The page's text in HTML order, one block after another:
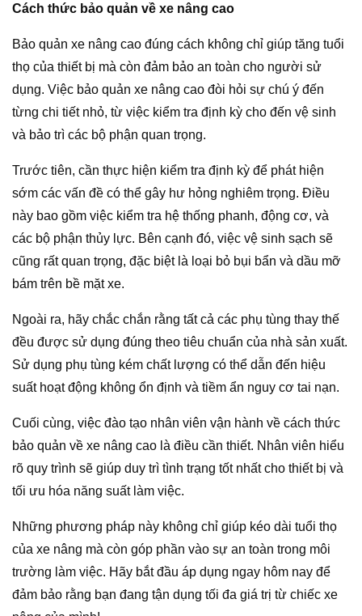
Cách thức bảo quản về xe nâng cao
Bảo quản xe nâng cao đúng cách không chỉ giúp tăng tuổi
thọ của thiết bị mà còn đảm bảo an toàn cho người sử
dụng. Việc bảo quản xe nâng cao đòi hỏi sự chú ý đến
từng chi tiết nhỏ, từ việc kiểm tra định kỳ cho đến vệ sinh
và bảo trì các bộ phận quan trọng.
Trước tiên, cần thực hiện kiểm tra định kỳ để phát hiện
sớm các vấn đề có thể gây hư hỏng nghiêm trọng. Điều
này bao gồm việc kiểm tra hệ thống phanh, động cơ, và
các bộ phận thủy lực. Bên cạnh đó, việc vệ sinh sạch sẽ
cũng rất quan trọng, đặc biệt là loại bỏ bụi bẩn và dầu mỡ
bám trên bề mặt xe.
Ngoài ra, hãy chắc chắn rằng tất cả các phụ tùng thay thế
đều được sử dụng đúng theo tiêu chuẩn của nhà sản xuất.
Sử dụng phụ tùng kém chất lượng có thể dẫn đến hiệu
suất hoạt động không ổn định và tiềm ẩn nguy cơ tai nạn.
Cuối cùng, việc đào tạo nhân viên vận hành về cách thức
bảo quản về xe nâng cao là điều cần thiết. Nhân viên hiểu
rõ quy trình sẽ giúp duy trì tình trạng tốt nhất cho thiết bị và
tối ưu hóa năng suất làm việc.
Những phương pháp này không chỉ giúp kéo dài tuổi thọ
của xe nâng mà còn góp phần vào sự an toàn trong môi
trường làm việc. Hãy bắt đầu áp dụng ngay hôm nay để
đảm bảo rằng bạn đang tận dụng tối đa giá trị từ chiếc xe